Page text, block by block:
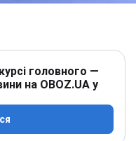
головного —
на OBOZ.UA у